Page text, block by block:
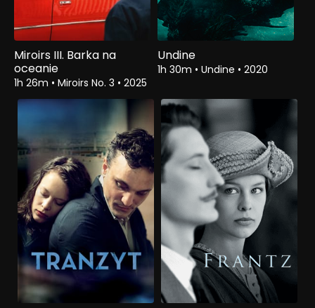
Miroirs III. Barka na
oceanie
1h 26m • Miroirs No. 3 • 2025
Undine
1h 30m • Undine • 2020